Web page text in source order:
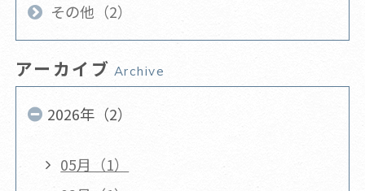
その他（2）
アーカイブ Archive
2026年（2）
05月（1）